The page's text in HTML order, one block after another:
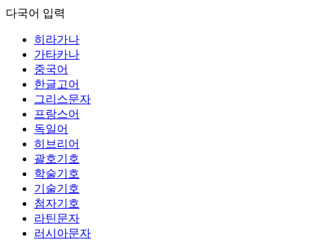
다국어 입력
히라가나
가타카나
중국어
한글고어
그리스문자
프랑스어
독일어
히브리어
괄호기호
학술기호
기술기호
첨자기호
라틴문자
러시아문자